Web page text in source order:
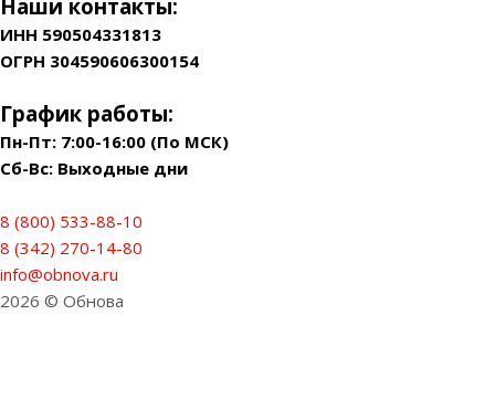
Наши контакты:
ИНН 590504331813
ОГРН 304590606300154
График работы:
Пн-Пт: 7:00-16:00 (По МСК)
Сб-Вс: Выходные дни
8 (800) 533-88-10
8 (342) 270-14-80
info@obnova.ru
2026 © Обнова